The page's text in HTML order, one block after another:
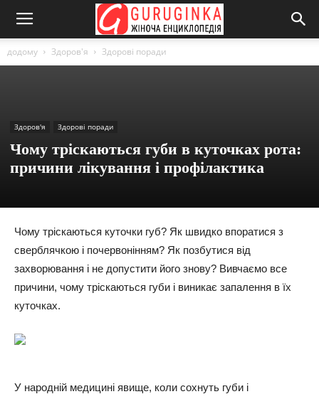
додому Здоров'я Здорові поради
Здоров'я Здорові поради
Чому тріскаються губи в куточках рота:
причини лікування і профілактика
Чому тріскаються куточки губ? Як швидко впоратися з
сверблячкою і почервонінням? Як позбутися від
захворювання і не допустити його знову? Вивчаємо все
причини, чому тріскаються губи і виникає запалення в їх
куточках.
У народній медицині явище, коли сохнуть губи і